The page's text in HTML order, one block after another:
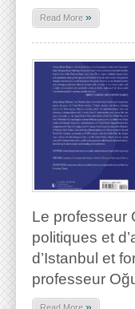
Read More »
Le professeur
politiques et
d’Istanbul et
professeur